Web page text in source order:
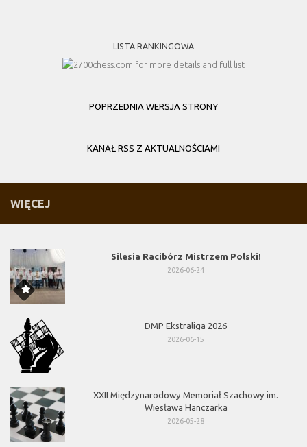
LISTA RANKINGOWA
POPRZEDNIA WERSJA STRONY
KANAŁ RSS Z AKTUALNOŚCIAMI
WIĘCEJ
Silesia Racibórz Mistrzem Polski!
2026-06-24
DMP Ekstraliga 2026
2026-06-15
XXII Międzynarodowy Memoriał Szachowy im.
Wiesława Hanczarka
2026-05-28